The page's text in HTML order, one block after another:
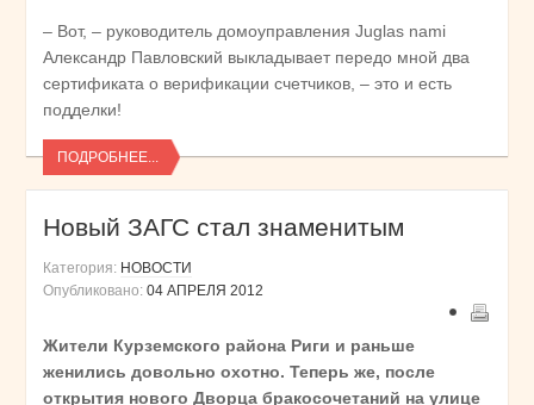
– Вот, – руководитель домоуправления Juglas nami
Александр Павловский выкладывает передо мной два
сертификата о верификации счетчиков, – это и есть
подделки!
ПОДРОБНЕЕ...
Новый ЗАГС стал знаменитым
Категория: НОВОСТИ
Опубликовано: 04 АПРЕЛЯ 2012
Жители Курземского района Риги и раньше
женились довольно охотно. Теперь же, после
открытия нового Дворца бракосочетаний на улице